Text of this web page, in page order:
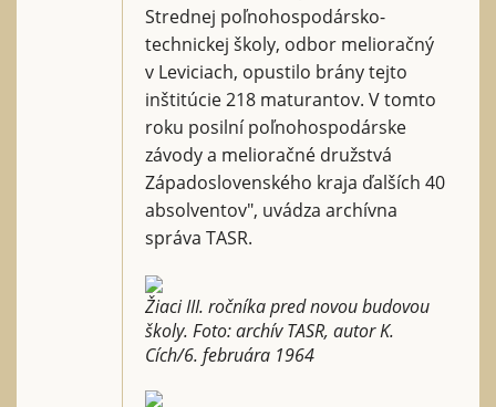
Strednej poľnohospodársko-
technickej školy, odbor melioračný
v Leviciach, opustilo brány tejto
inštitúcie 218 maturantov. V tomto
roku posilní poľnohospodárske
závody a melioračné družstvá
Západoslovenského kraja ďalších 40
absolventov", uvádza archívna
správa TASR.
Žiaci III. ročníka pred novou budovou
školy. Foto: archív TASR, autor K.
Cích/6. februára 1964